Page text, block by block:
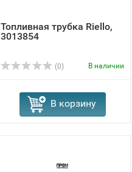
Топливная трубка Riello,
3013854
(0) В наличии
В корзину